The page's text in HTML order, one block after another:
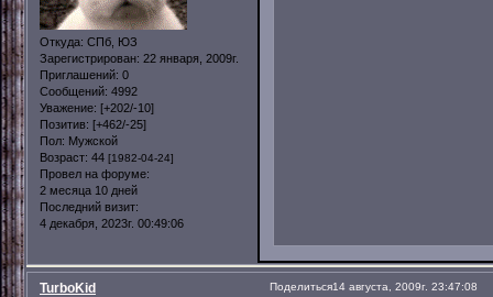
Откуда: СПб, ЮЗ
Зарегистрирован: 22 января, 2009г.
Приглашений: 0
Сообщений: 4992
Уважение: [+202/-10]
Позитив: [+462/-25]
Пол: Мужской
Возраст: 44 [1982-04-24]
Провел на форуме:
2 месяца 10 дней
Последний визит:
4 декабря, 2023г. 00:49:06
Поделиться14 августа, 2009г. 23:47:08
TurboKid